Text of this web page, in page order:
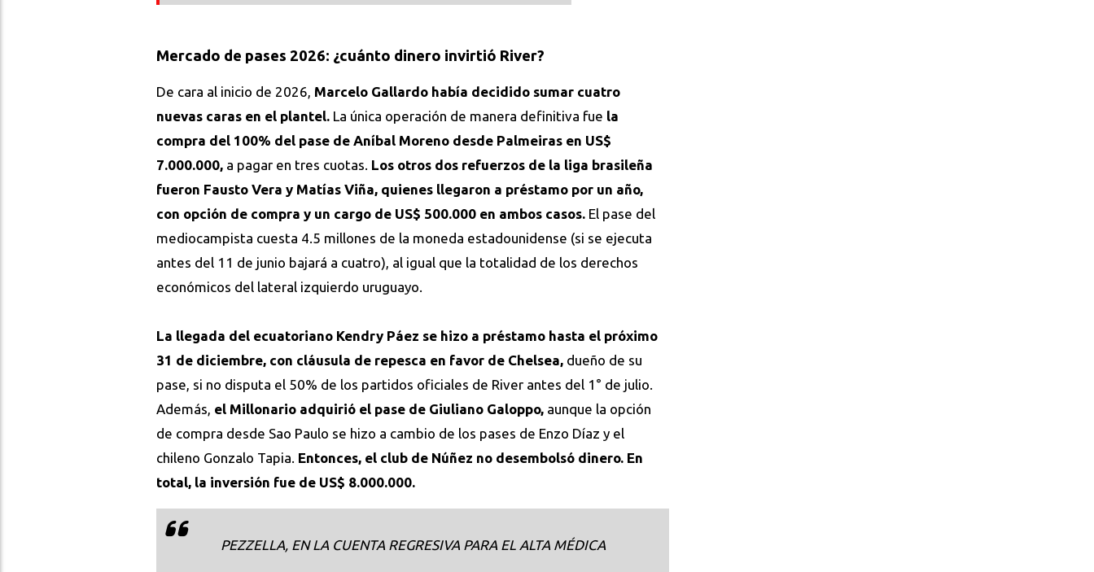
Mercado de pases 2026: ¿cuánto dinero invirtió River?
De cara al inicio de 2026, Marcelo Gallardo había decidido sumar cuatro
nuevas caras en el plantel. La única operación de manera definitiva fue la
compra del 100% del pase de Aníbal Moreno desde Palmeiras en US$
7.000.000, a pagar en tres cuotas. Los otros dos refuerzos de la liga brasileña
fueron Fausto Vera y Matías Viña, quienes llegaron a préstamo por un año,
con opción de compra y un cargo de US$ 500.000 en ambos casos. El pase del
mediocampista cuesta 4.5 millones de la moneda estadounidense (si se ejecuta
antes del 11 de junio bajará a cuatro), al igual que la totalidad de los derechos
económicos del lateral izquierdo uruguayo.
La llegada del ecuatoriano Kendry Páez se hizo a préstamo hasta el próximo
31 de diciembre, con cláusula de repesca en favor de Chelsea, dueño de su
pase, si no disputa el 50% de los partidos oficiales de River antes del 1° de julio.
Además, el Millonario adquirió el pase de Giuliano Galoppo, aunque la opción
de compra desde Sao Paulo se hizo a cambio de los pases de Enzo Díaz y el
chileno Gonzalo Tapia. Entonces, el club de Núñez no desembolsó dinero. En
total, la inversión fue de US$ 8.000.000.
PEZZELLA, EN LA CUENTA REGRESIVA PARA EL ALTA MÉDICA